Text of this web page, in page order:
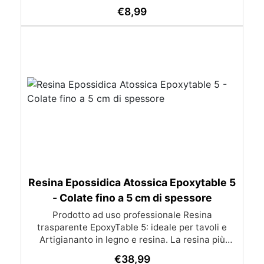
€8,99
Resina Epossidica Atossica Epoxytable 5
- Colate fino a 5 cm di spessore
Prodotto ad uso professionale Resina
trasparente EpoxyTable 5: ideale per tavoli e
Artigiananto in legno e resina. La resina più
€38,99